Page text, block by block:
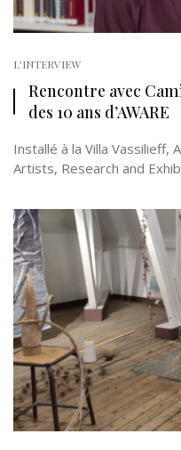
L'INTERVIEW
Rencontre avec
des 10 ans d’AWARE
Installé à la Villa Vassilieff,
Artists, Research and